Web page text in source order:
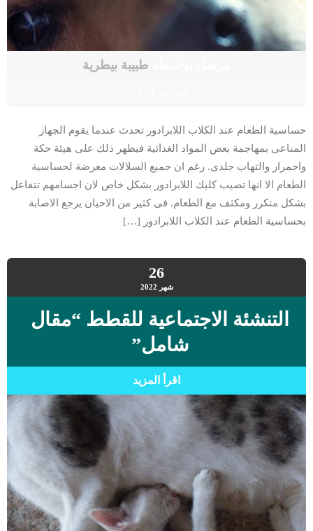
طبيبة بيطرية
حساسية الطعام عند الكلاب اللابرادور تحدث عندما يقوم الجهاز
المناعى بمهاجمة بعض المواد الغذائية فيظهر ذلك على هيئة حكة
واحمرار والتهاب جلدى. رغم ان جميع السلالات معرضة لحساسية
الطعام الا انها تصيب كلبك اللابرادور بشكل خاص لان اجسامهم تتفاعل
بشكل متكرر ومكثف مع الطعام. فى كثير من الاحيان يرجع الاصابة
بحساسية الطعام عند الكلاب اللابرادور […]
26
شهر 2022
التنشئة الاجتماعية للقطط “مقال
شامل”
اقرأ المزيد